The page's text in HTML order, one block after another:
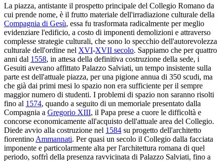
La piazza, antistante il prospetto principale del Collegio Romano da
cui prende nome, è il frutto materiale dell'irradiazione culturale della
Compagnia di Gesù, essa fu trasformata radicalmente per meglio
evidenziare l'edificio, a costo di imponenti demolizioni e attraverso
complesse strategie culturali, che sono lo specchio dell'autorevolezza
culturale dell'ordine nel XVI-XVII secolo. Sappiamo che per quattro
anni dal 1558, in attesa della definitiva costruzione della sede, i
Gesuiti avevano affittato Palazzo Salviati, un tempo insistente sulla
parte est dell'attuale piazza, per una pigione annua di 350 scudi, ma
che già dai primi mesi lo spazio non era sufficiente per il sempre
maggior numero di studenti. I problemi di spazio non saranno risolti
fino al 1574, quando a seguito di un memoriale presentato dalla
Compagnia a Gregorio XIII, il Papa prese a cuore le difficoltà e
concorse economicamente all'acquisto dell'attuale area del Collegio.
Diede avvio alla costruzione nel 1584 su progetto dell'architetto
fiorentino Ammannati. Per quasi un secolo il Collegio dalla facciata
imponente e particolarmente alta per l'architettura romana di quel
periodo, soffrì della presenza ravvicinata di Palazzo Salviati, fino a